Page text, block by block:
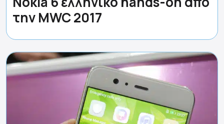
την MWC 2017